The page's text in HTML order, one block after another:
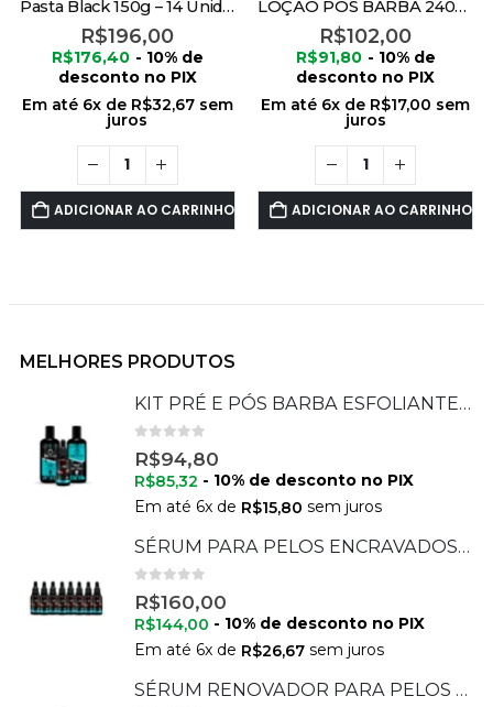
Pasta Black 150g – 14 Unidades
R$196,00
R$176,40 - 10% de
desconto no PIX
Em até 6x de R$32,67sem
juros
ADICIONAR AO CARRINHO
LOÇÃO PÓS BARBA 240ML FERRARI BLACK 6 UNIDADES – FOX FOR MEN
R$102,00
R$91,80 - 10% de
desconto no PIX
Em até 6x de R$17,00 sem
juros
ADICIONAR AO CARRINHO
MELHORES PRODUTOS
KIT PRÉ E PÓS BARBA ESFOLIANTE + SÉRUM + HIDRATANTE
de 5
R$94,80
R$85,32 - 10% de desconto no PIX
Em até 6x de R$15,80 sem juros
SÉRUM PARA PELOS ENCRAVADOS 30 ML - 08 UNIDADES
de 5
R$160,00
R$144,00 - 10% de desconto no PIX
Em até 6x de R$26,67sem juros
SÉRUM RENOVADOR PARA PELOS ENCRAVADOS 30 ML